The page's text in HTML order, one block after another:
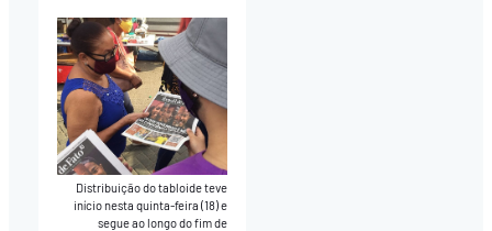
Distribuição do tabloide teve
início nesta quinta-feira (18) e
segue ao longo do fim de